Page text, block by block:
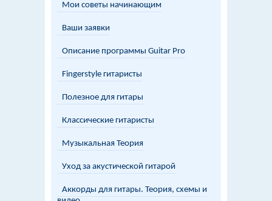
Мои советы начинающим
Ваши заявки
Описание программы Guitar Pro
Fingerstyle гитаристы
Полезное для гитары
Классические гитаристы
Музыкальная Теория
Уход за акустической гитарой
Аккорды для гитары. Теория, схемы и